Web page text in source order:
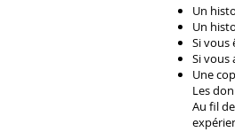
Un
Un
Si vous
Si vous
Une
Les
Au fil